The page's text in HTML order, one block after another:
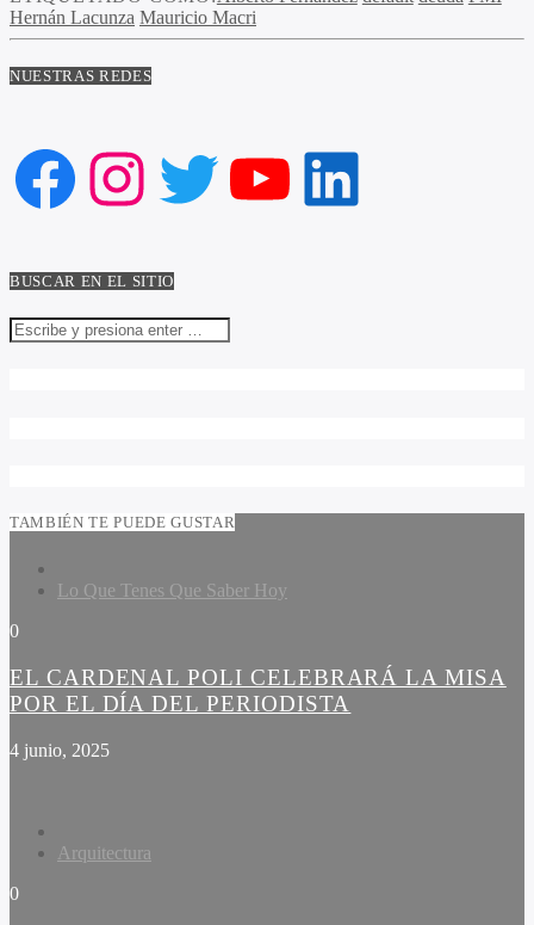
Hernán Lacunza Mauricio Macri
NUESTRAS REDES
Facebook
Instagram
Twitter
YouTube
LinkedIn
BUSCAR EN EL SITIO
TAMBIÉN TE PUEDE GUSTAR
Lo Que Tenes Que Saber Hoy
0
EL CARDENAL POLI CELEBRARÁ LA MISA
POR EL DÍA DEL PERIODISTA
4 junio, 2025
Arquitectura
0